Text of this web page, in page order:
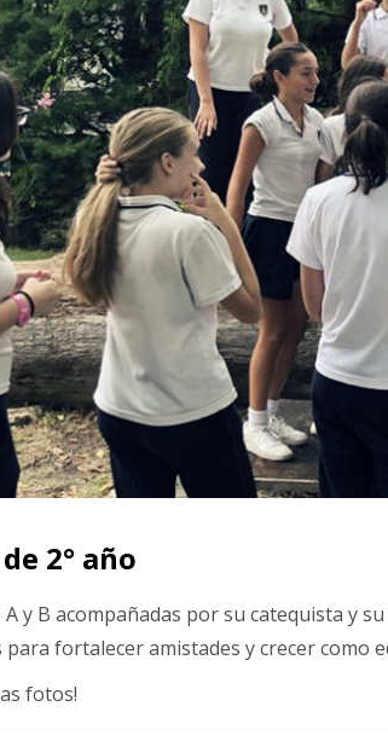
2° año
A y B acompañadas por su catequista y
fortalecer amistades y crecer como
fotos!